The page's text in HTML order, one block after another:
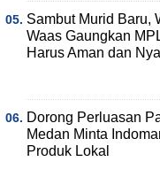
Sambut Murid Baru,
Waas Gaungkan
Harus Aman dan
Dorong Perluasan
Medan Minta
Produk Lokal